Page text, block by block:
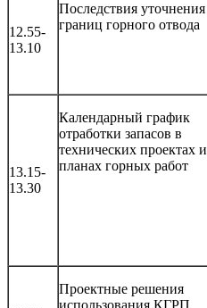
12.55-
13.10
Последствия уточнения
границ горного отвода
13.15-
13.30
Календарный график
отработки запасов в
технических проектах и
планах горных работ
Проектные решения